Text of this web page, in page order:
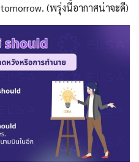
(พรุ่งนี้อากาศน่าจะดี)